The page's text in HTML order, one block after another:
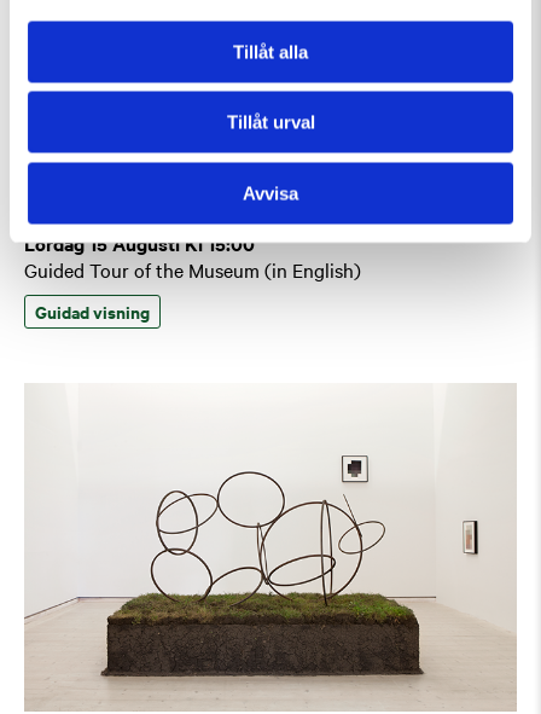
Tillåt alla
Tillåt urval
Avvisa
Lördag 15 Augusti Kl 15:00
Guided Tour of the Museum (in English)
Guidad visning